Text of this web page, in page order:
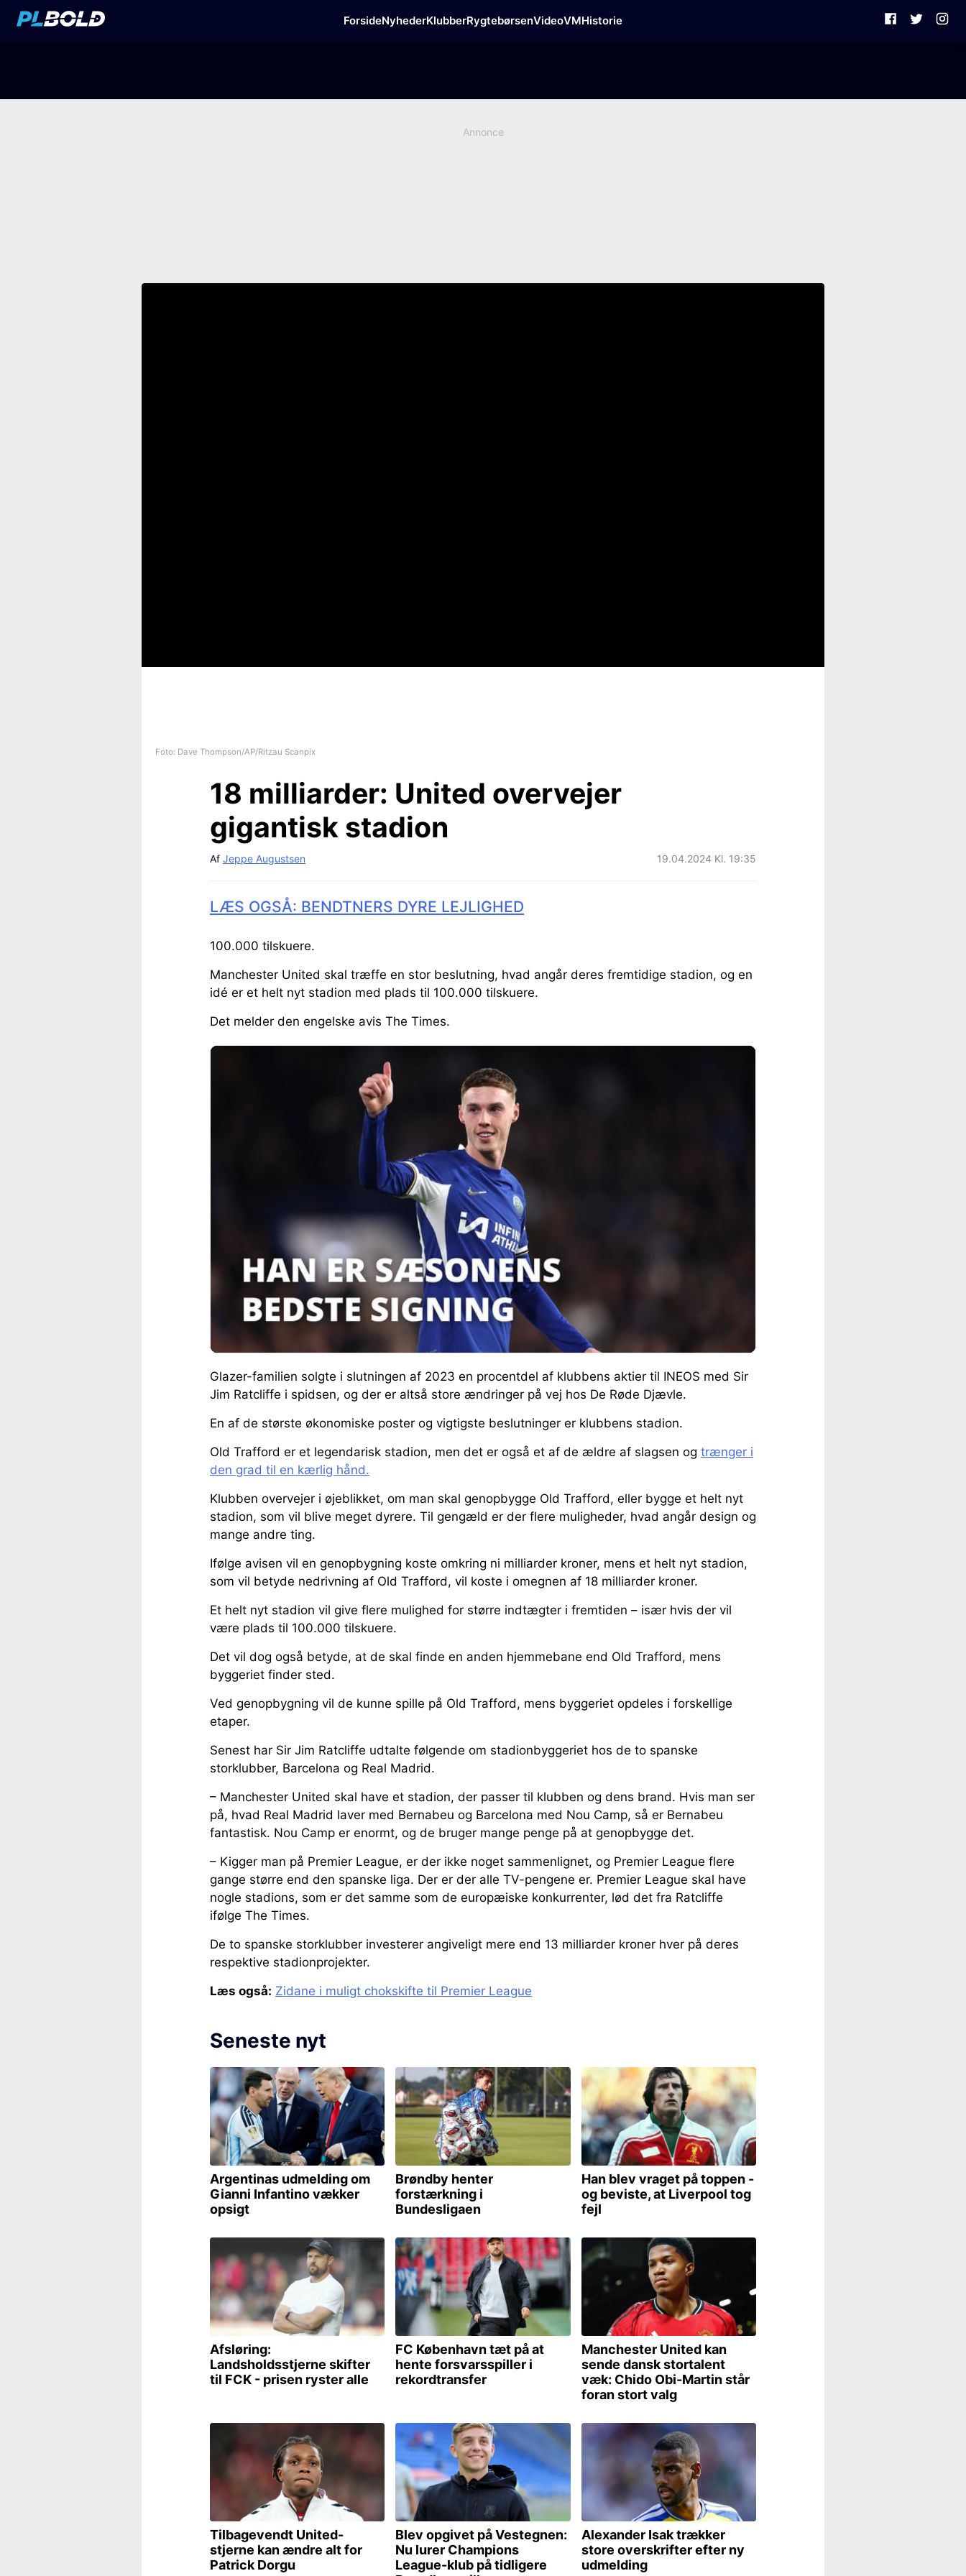
ForsideNyhederKlubberRygtebørsenVideoVMHistorie
Annonce
Foto: Dave Thompson/AP/Ritzau Scanpix
18 milliarder: United overvejer
gigantisk stadion
Af Jeppe Augustsen 19.04.2024 Kl. 19:35
LÆS OGSÅ: BENDTNERS DYRE LEJLIGHED
100.000 tilskuere.
Manchester United skal træffe en stor beslutning, hvad angår deres fremtidige stadion, og en
idé er et helt nyt stadion med plads til 100.000 tilskuere.
Det melder den engelske avis The Times.
Glazer-familien solgte i slutningen af 2023 en procentdel af klubbens aktier til INEOS med Sir
Jim Ratcliffe i spidsen, og der er altså store ændringer på vej hos De Røde Djævle.
En af de største økonomiske poster og vigtigste beslutninger er klubbens stadion.
Old Trafford er et legendarisk stadion, men det er også et af de ældre af slagsen og trænger i
den grad til en kærlig hånd.
Klubben overvejer i øjeblikket, om man skal genopbygge Old Trafford, eller bygge et helt nyt
stadion, som vil blive meget dyrere. Til gengæld er der flere muligheder, hvad angår design og
mange andre ting.
Ifølge avisen vil en genopbygning koste omkring ni milliarder kroner, mens et helt nyt stadion,
som vil betyde nedrivning af Old Trafford, vil koste i omegnen af 18 milliarder kroner.
Et helt nyt stadion vil give flere mulighed for større indtægter i fremtiden – især hvis der vil
være plads til 100.000 tilskuere.
Det vil dog også betyde, at de skal finde en anden hjemmebane end Old Trafford, mens
byggeriet finder sted.
Ved genopbygning vil de kunne spille på Old Trafford, mens byggeriet opdeles i forskellige
etaper.
Senest har Sir Jim Ratcliffe udtalte følgende om stadionbyggeriet hos de to spanske
storklubber, Barcelona og Real Madrid.
– Manchester United skal have et stadion, der passer til klubben og dens brand. Hvis man ser
på, hvad Real Madrid laver med Bernabeu og Barcelona med Nou Camp, så er Bernabeu
fantastisk. Nou Camp er enormt, og de bruger mange penge på at genopbygge det.
– Kigger man på Premier League, er der ikke noget sammenlignet, og Premier League flere
gange større end den spanske liga. Der er der alle TV-pengene er. Premier League skal have
nogle stadions, som er det samme som de europæiske konkurrenter, lød det fra Ratcliffe
ifølge The Times.
De to spanske storklubber investerer angiveligt mere end 13 milliarder kroner hver på deres
respektive stadionprojekter.
Læs også: Zidane i muligt chokskifte til Premier League
Seneste nyt